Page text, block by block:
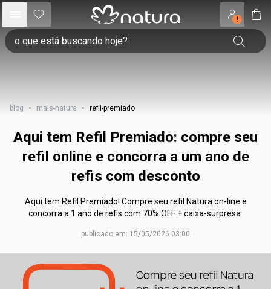
!
blog • mais-natura • refil-premiado
Aqui tem Refil Premiado: compre seu
refil online e concorra a um ano de
refis com desconto
Aqui tem Refil Premiado! Compre seu refil Natura on-line e
concorra a 1 ano de refis com 70% OFF + caixa-surpresa.
publicado em: 15/05/2026 03:00